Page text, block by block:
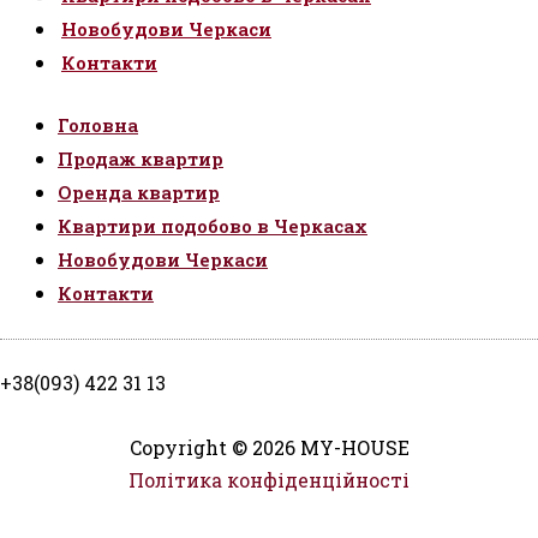
Новобудови Черкаси
Контакти
Головна
Продаж квартир
Оренда квартир
Квартири подобово в Черкасах
Новобудови Черкаси
Контакти
+38(093) 422 31 13
Copyright © 2026 MY-HOUSE
Політика конфіденційності